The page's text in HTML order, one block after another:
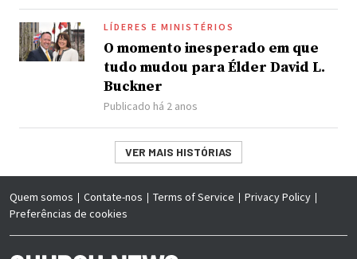
LÍDERES E MINISTÉRIOS
O momento inesperado em que
tudo mudou para Élder David L.
Buckner
Publicado há 2 anos
VER MAIS HISTÓRIAS
Quem somos Contate-nos Terms of Service
Privacy Policy
Preferências de cookies